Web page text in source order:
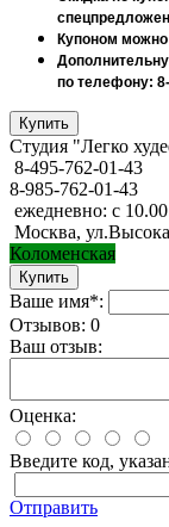
Купоном можно
по телефону:
Студия "Легко
8-495-762-01-43
8-985-762-01-43
ежедневно: с
Москва,
Коломенская
Ваше имя*:
Отзывов: 0
Ваш отзыв:
Оценка:
Введите код,
Отправить